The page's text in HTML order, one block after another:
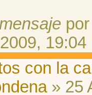
19:04
con la
» 25